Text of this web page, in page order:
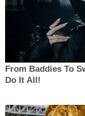
From Baddies To
Do It All!